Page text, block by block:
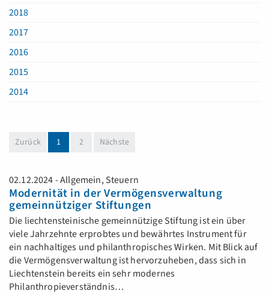
2018
2017
2016
2015
2014
Zurück 1(aktuell)
2 Nächste
02.12.2024 - Allgemein, Steuern
Modernität in der Vermögensverwaltung
gemeinnütziger Stiftungen
Die liechtensteinische gemeinnützige Stiftung ist ein über
viele Jahrzehnte erprobtes und bewährtes Instrument für
ein nachhaltiges und philanthropisches Wirken. Mit Blick auf
die Vermögensverwaltung ist hervorzuheben, dass sich in
Liechtenstein bereits ein sehr modernes
Philanthropieverständnis…